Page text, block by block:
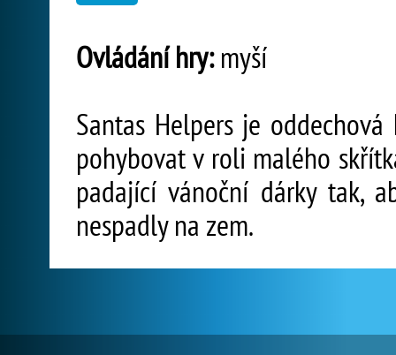
Ovládání hry:myší
Santas Helpers je
pohybovat v roli malého
padající vánoční dárky tak,
nespadly na zem.